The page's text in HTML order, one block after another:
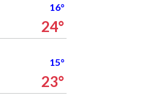
16°
24°
15°
23°